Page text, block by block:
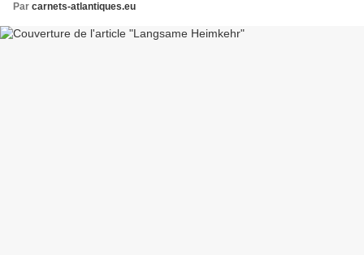
Par carnets-atlantiques.eu